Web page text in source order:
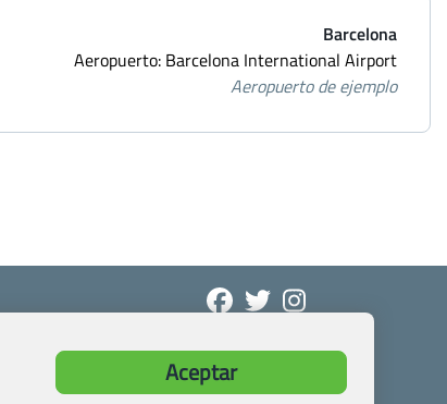
Barcelona
Aeropuerto: Barcelona International Airport
Aeropuerto de ejemplo
Aceptar